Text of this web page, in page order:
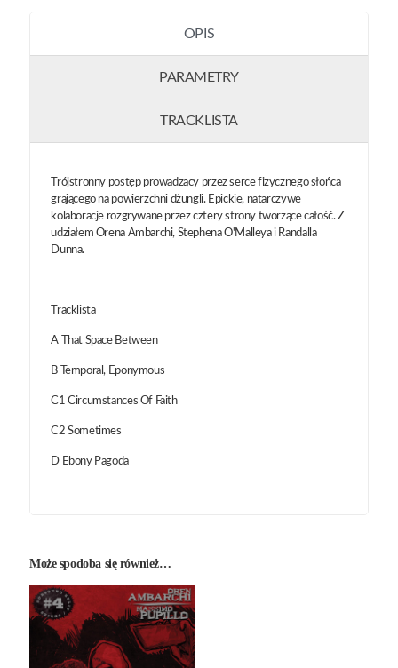
OPIS
PARAMETRY
TRACKLISTA
Trójstronny postęp prowadzący przez serce fizycznego słońca
grającego na powierzchni dżungli. Epickie, natarczywe
kolaboracje rozgrywane przez cztery strony tworzące całość. Z
udziałem Orena Ambarchi, Stephena O'Malleya i Randalla
Dunna.
Tracklista
A That Space Between
B Temporal, Eponymous
C1 Circumstances Of Faith
C2 Sometimes
D Ebony Pagoda
Może spodoba się również…